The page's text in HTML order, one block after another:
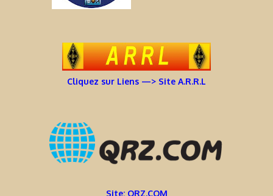
Cliquez sur Liens —> Site A.R.R.L
Site: QRZ.COM